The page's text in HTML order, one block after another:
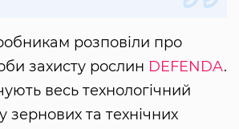
розповіли про
захисту рослин DEFENDA.
весь технологічний
зернових та технічних